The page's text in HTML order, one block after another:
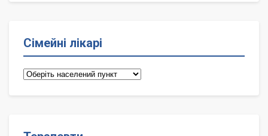
Сімейні лікарі
Сімейні